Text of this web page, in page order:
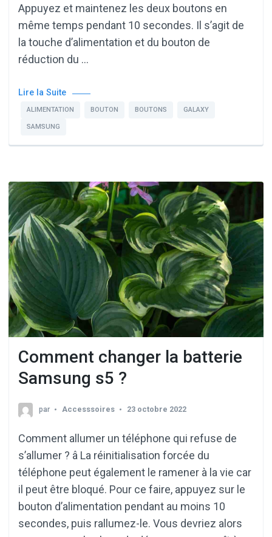
Appuyez et maintenez les deux boutons en
même temps pendant 10 secondes. Il s’agit de
la touche d’alimentation et du bouton de
réduction du …
Lire la Suite
ALIMENTATION BOUTON BOUTONS GALAXY
SAMSUNG
Comment changer la batterie
Samsung s5 ?
par Accesssoires 23 octobre 2022
Comment allumer un téléphone qui refuse de
s’allumer ? â La réinitialisation forcée du
téléphone peut également le ramener à la vie car
il peut être bloqué. Pour ce faire, appuyez sur le
bouton d’alimentation pendant au moins 10
secondes, puis rallumez-le. Vous devriez alors